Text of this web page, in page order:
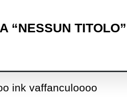
“NESSUN
ink vaffanculoooo